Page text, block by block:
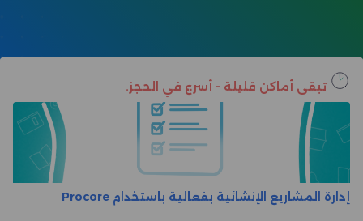
تبقى أماكن قليلة - أسرع في الحجز.
إدارة المشاريع الإنشائية بفعالية باستخدام Procore